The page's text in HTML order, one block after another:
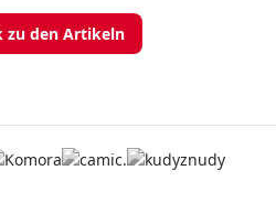
zu den Artikeln